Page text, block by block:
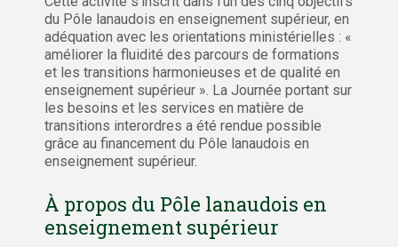
du Pôle lanaudois en enseignement supérieur, en
adéquation avec les orientations ministérielles : «
améliorer la fluidité des parcours de formations
et les transitions harmonieuses et de qualité en
enseignement supérieur ». La Journée portant sur
les besoins et les services en matière de
transitions interordres a été rendue possible
grâce au financement du Pôle lanaudois en
enseignement supérieur.
À propos du Pôle lanaudois en
enseignement supérieur